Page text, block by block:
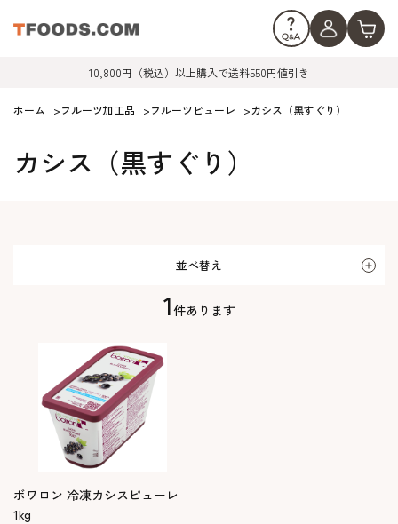
10,800円（税込）以上購入で送料550円値引き
ホーム >フルーツ加工品 >フルーツピューレ >カシス（黒すぐり）
カシス（黒すぐり）
並べ替え
1件あります
ボワロン 冷凍カシスピューレ
1kg